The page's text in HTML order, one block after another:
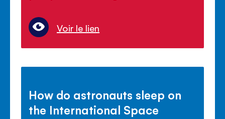
Voir le lien
How do astronauts sleep on
the International Space